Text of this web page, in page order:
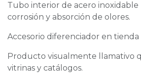
Tubo interior de acero inoxidable
corrosión y absorción de olores.
Accesorio diferenciador en tienda
Producto visualmente llamativo
vitrinas y catálogos.